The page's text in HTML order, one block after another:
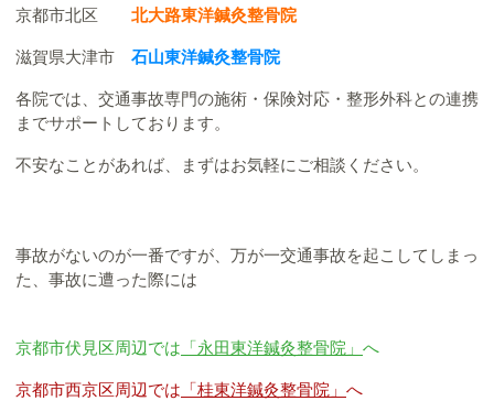
京都市北区 北大路東洋鍼灸整骨院
滋賀県大津市 石山東洋鍼灸整骨院
各院では、交通事故専門の施術・保険対応・整形外科との連携
までサポートしております。
不安なことがあれば、まずはお気軽にご相談ください。
事故がないのが一番ですが、万が一交通事故を起こしてしまっ
た、事故に遭った際には
京都市伏見区周辺では 「永田東洋鍼灸整骨院」 へ
京都市西京区周辺では 「桂東洋鍼灸整骨院」 へ